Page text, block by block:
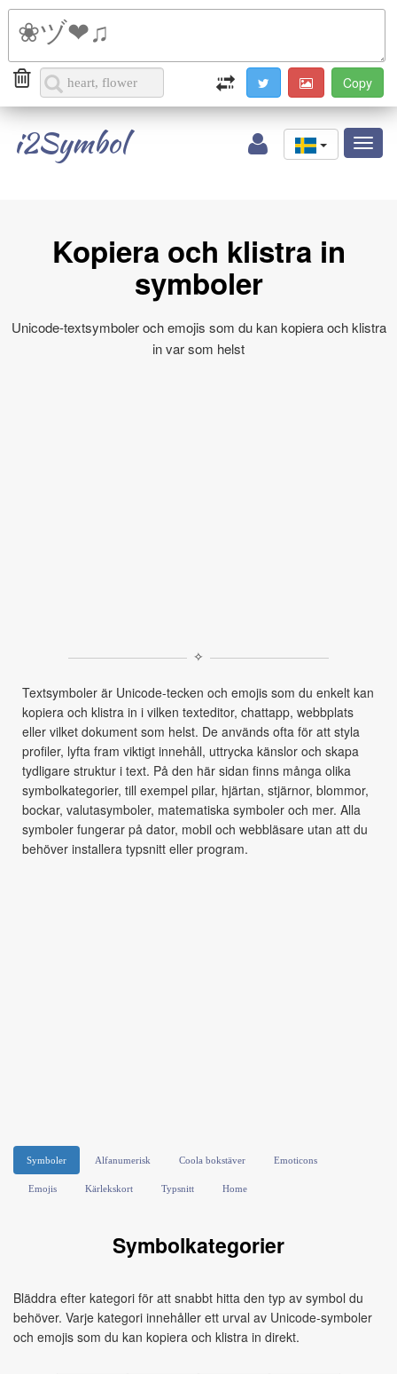
i2Symbol
Kopiera och klistra in
symboler
Unicode-textsymboler och emojis som du kan kopiera och klistra
in var som helst
✧
Textsymboler är Unicode-tecken och emojis som du enkelt kan
kopiera och klistra in i vilken texteditor, chattapp, webbplats
eller vilket dokument som helst. De används ofta för att styla
profiler, lyfta fram viktigt innehåll, uttrycka känslor och skapa
tydligare struktur i text. På den här sidan finns många olika
symbolkategorier, till exempel pilar, hjärtan, stjärnor, blommor,
bockar, valutasymboler, matematiska symboler och mer. Alla
symboler fungerar på dator, mobil och webbläsare utan att du
behöver installera typsnitt eller program.
Symboler Alfanumerisk Coola bokstäver Emoticons
Emojis Kärlekskort Typsnitt Home
Symbolkategorier
Bläddra efter kategori för att snabbt hitta den typ av symbol du
behöver. Varje kategori innehåller ett urval av Unicode-symboler
och emojis som du kan kopiera och klistra in direkt.